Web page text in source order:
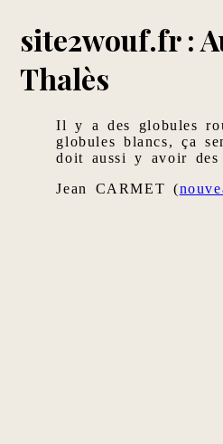
site2wouf.fr :
Thalès
Il y a des globules
globules blancs, ça
doit aussi y avoir des
Jean CARMET (